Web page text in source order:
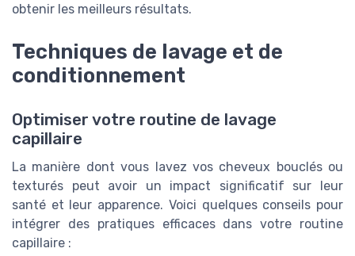
obtenir les meilleurs résultats.
Techniques de lavage et de
conditionnement
Optimiser votre routine de lavage
capillaire
La manière dont vous lavez vos cheveux bouclés ou
texturés peut avoir un impact significatif sur leur
santé et leur apparence. Voici quelques conseils pour
intégrer des pratiques efficaces dans votre routine
capillaire :